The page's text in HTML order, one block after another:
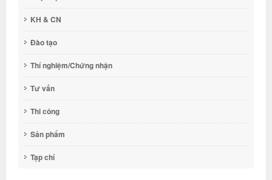
KH & CN
Đào tạo
Thí nghiệm/Chứng nhận
Tư vấn
Thi công
Sản phẩm
Tạp chí